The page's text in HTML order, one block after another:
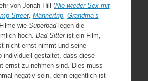
von Jonah Hill (Nie wieder Sex mit
Street, Männertrip, Grandma’s
wie Superbadlegen die
hoch. Bad Sitterist ein Film,
nicht ernst nimmt und seine
individuell gestaltet, dass diese
ernst zu nehmen sind. Dies muss
negativ sein, denn eigentlich ist